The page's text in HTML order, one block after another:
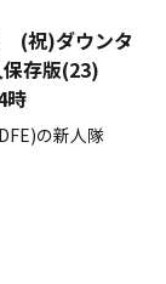
(祝)ダウンタ
存版(23)
時
の新人隊